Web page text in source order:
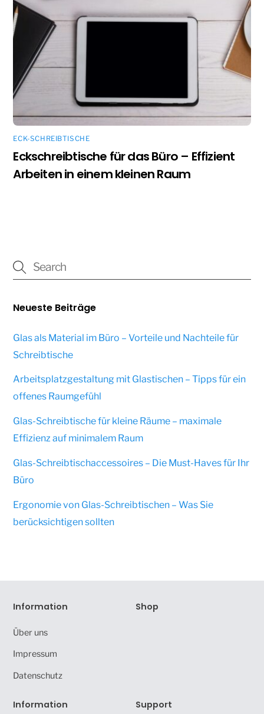
ECK-SCHREIBTISCHE
Eckschreibtische für das Büro – Effizient
Arbeiten in einem kleinen Raum
Neueste Beiträge
Glas als Material im Büro – Vorteile und Nachteile für
Schreibtische
Arbeitsplatzgestaltung mit Glastischen – Tipps für ein
offenes Raumgefühl
Glas-Schreibtische für kleine Räume – maximale
Effizienz auf minimalem Raum
Glas-Schreibtischaccessoires – Die Must-Haves für Ihr
Büro
Ergonomie von Glas-Schreibtischen – Was Sie
berücksichtigen sollten
Information
Über uns
Impressum
Datenschutz
Shop
Information Support